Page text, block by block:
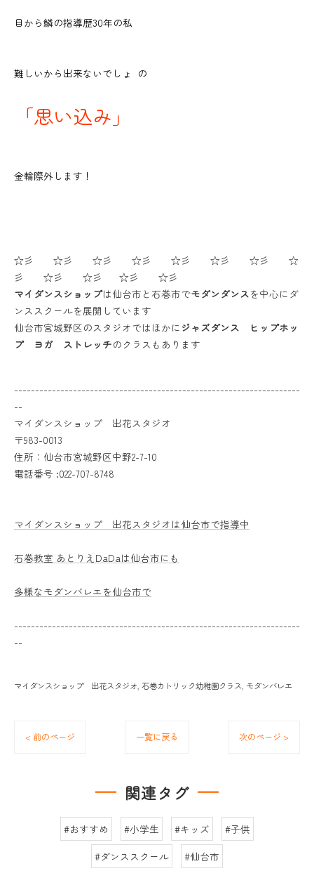
目から鱗の指導歴30年の私
難しいから出来ないでしょ の
「思い込み」
金輪際外します！
☆彡 ☆彡 ☆彡 ☆彡 ☆彡 ☆彡 ☆彡 ☆
彡 ☆彡 ☆彡 ☆彡 ☆彡
マイダンスショップは仙台市と石巻市でモダンダンスを中心にダ
ンススクールを展開しています
仙台市宮城野区のスタジオではほかに ジャズダンス ヒップホッ
プ ヨガ ストレッチのクラスもあります
--------------------------------------------------------------------
--
マイダンスショップ 出花スタジオ
〒983-0013
住所：仙台市宮城野区中野2-7-10
電話番号 :022-707-8748
マイダンスショップ 出花スタジオは仙台市で指導中
石巻教室 あとりえDaDaは仙台市にも
多様なモダンバレエを仙台市で
--------------------------------------------------------------------
--
マイダンスショップ 出花スタジオ 石巻カトリック幼稚園クラス モダンバレエ
< 前のページ 一覧に戻る 次のページ >
関連タグ
#おすすめ #小学生 #キッズ
#子供
#ダンススクール
#仙台市